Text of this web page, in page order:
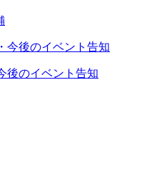
後のイベント告知